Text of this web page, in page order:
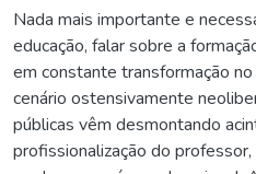
Nada mais importante e
educação, falar sobre a
em constante transformação
cenário ostensivamente
públicas vêm desmontando
profissionalização do